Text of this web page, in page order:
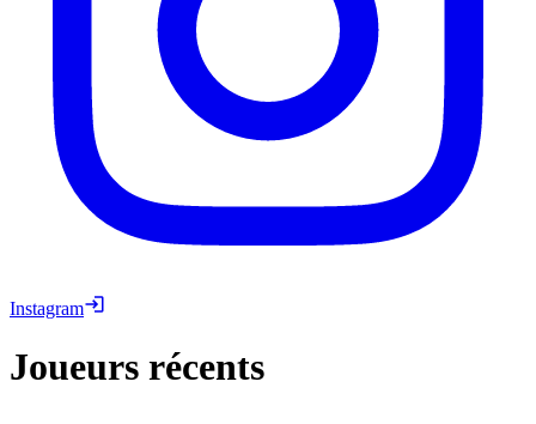
Instagram
Joueurs récents